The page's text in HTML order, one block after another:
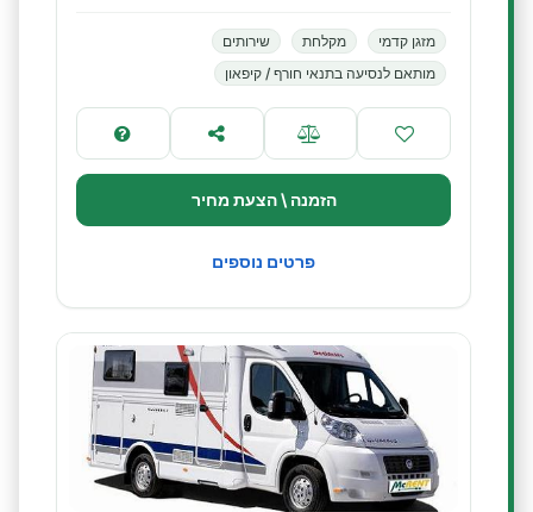
מזגן קדמי מקלחת
שירותים
מותאם לנסיעה בתנאי חורף / קיפאון
הזמנה \ הצעת מחיר
פרטים נוספים